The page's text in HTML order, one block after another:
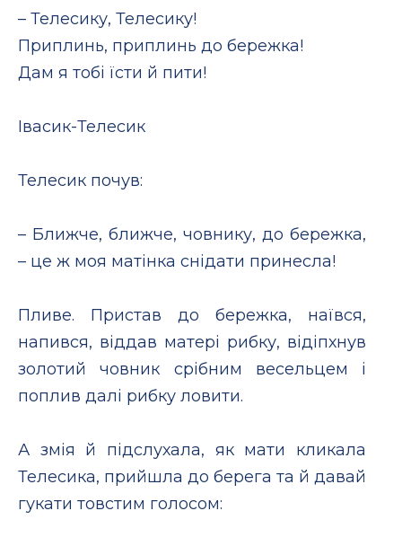
– Телесику, Телесику!
Приплинь, приплинь до бережка!
Дам я тобі їсти й пити!
Iвасик-Телесик
Телесик почув:
– Ближче, ближче, човнику, до бережка,
– це ж моя матінка снідати принесла!
Пливе. Пристав до бережка, наївся,
напився, віддав матері рибку, відіпхнув
золотий човник срібним весельцем і
поплив далі рибку ловити.
А змія й підслухала, як мати кликала
Телесика, прийшла до берега та й давай
гукати товстим голосом: